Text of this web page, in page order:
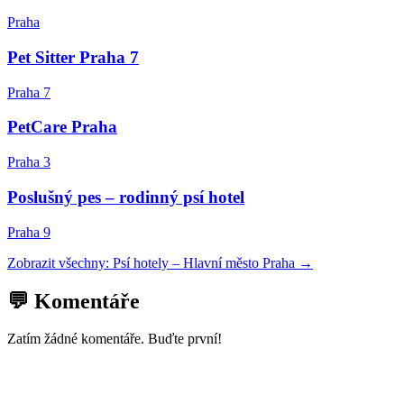
Praha
Pet Sitter Praha 7
Praha 7
PetCare Praha
Praha 3
Poslušný pes – rodinný psí hotel
Praha 9
Zobrazit všechny: Psí hotely – Hlavní město Praha →
💬 Komentáře
Zatím žádné komentáře. Buďte první!